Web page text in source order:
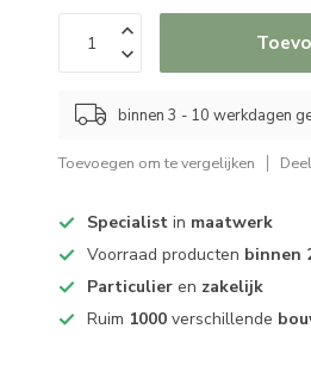
binnen 3 - 10 werkdagen
Toevoegen om te vergelijken
Specialist in maatwerk
Voorraad producten binnen
Particulier en zakelijk
Ruim 1000 verschillende